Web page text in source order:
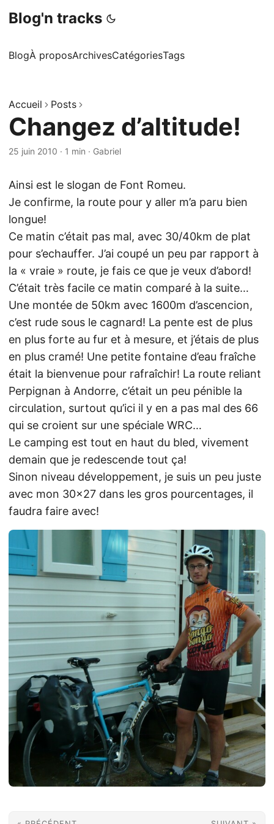
Blog'n tracks
BlogÀ proposArchivesCatégoriesTags
Accueil Posts
Changez d’altitude!
25 juin 2010 · 1 min · Gabriel
Ainsi est le slogan de Font Romeu.
Je confirme, la route pour y aller m’a paru bien
longue!
Ce matin c’était pas mal, avec 30/40km de plat
pour s’echauffer. J’ai coupé un peu par rapport à
la « vraie » route, je fais ce que je veux d’abord!
C’était très facile ce matin comparé à la suite…
Une montée de 50km avec 1600m d’ascencion,
c’est rude sous le cagnard! La pente est de plus
en plus forte au fur et à mesure, et j’étais de plus
en plus cramé! Une petite fontaine d’eau fraîche
était la bienvenue pour rafraîchir! La route reliant
Perpignan à Andorre, c’était un peu pénible la
circulation, surtout qu’ici il y en a pas mal des 66
qui se croient sur une spéciale WRC…
Le camping est tout en haut du bled, vivement
demain que je redescende tout ça!
Sinon niveau développement, je suis un peu juste
avec mon 30×27 dans les gros pourcentages, il
faudra faire avec!